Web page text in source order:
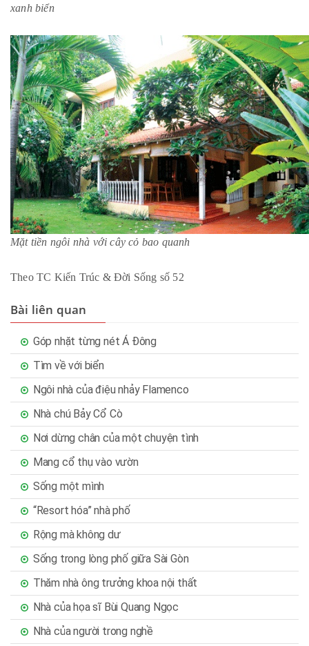
xanh biển
Mặt tiền ngôi nhà với cây cỏ bao quanh
Theo TC Kiến Trúc & Đời Sống số 52
Bài liên quan
Góp nhặt từng nét Á Đông
Tìm về với biển
Ngôi nhà của điệu nhảy Flamenco
Nhà chú Bảy Cổ Cò
Nơi dừng chân của một chuyện tình
Mang cổ thụ vào vườn
Sống một mình
“Resort hóa” nhà phố
Rộng mà không dư
Sống trong lòng phố giữa Sài Gòn
Thăm nhà ông trưởng khoa nội thất
Nhà của họa sĩ Bùi Quang Ngọc
Nhà của người trong nghề